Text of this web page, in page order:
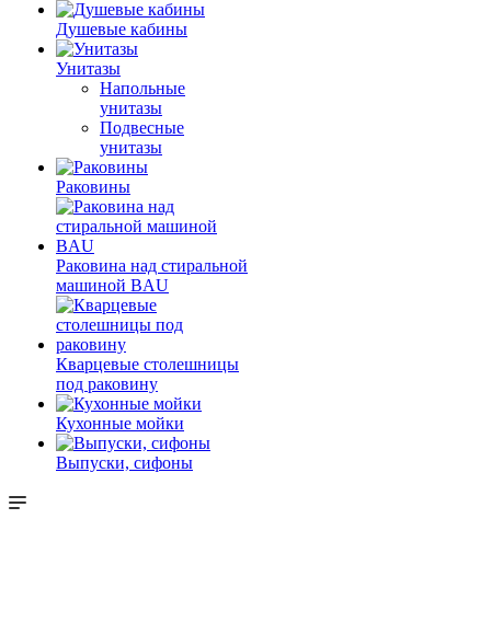
Душевые кабины
Унитазы
Напольные
унитазы
Подвесные
унитазы
Раковины
Раковина над стиральной
машиной BAU
Кварцевые столешницы
под раковину
Кухонные мойки
Выпуски, сифоны